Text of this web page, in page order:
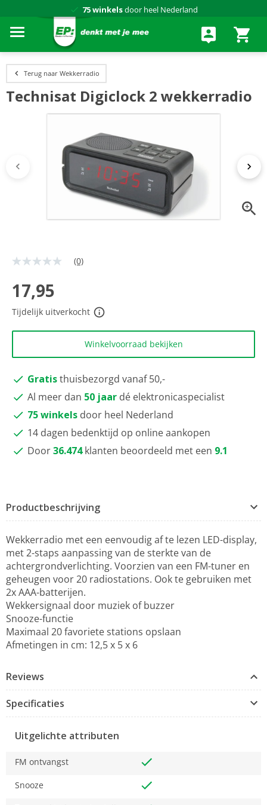
75 winkelsdoor heel Nederland
Terug naar Wekkerradio
Technisat Digiclock 2 wekkerradio
Geen
Dezelfde
paginalink.
(0)
17,95
Tijdelijk uitverkocht
Winkelvoorraad bekijken
Gratisthuisbezorgd vanaf 50,-
Al meer dan 50 jaar dé elektronicaspecialist
75 winkels door heel Nederland
14 dagen bedenktijd op online aankopen
Door36.474 klanten beoordeeld met een 9.1
Productbeschrijving
Wekkerradio met een eenvoudig af te lezen LED-display,
met 2-staps aanpassing van de sterkte van de
achtergrondverlichting. Voorzien van een FM-tuner en
geheugen voor 20 radiostations. Ook te gebruiken met
2x AAA-batterijen.
Wekkersignaal door muziek of buzzer
Snooze-functie
Maximaal 20 favoriete stations opslaan
Afmetingen in cm: 12,5 x 5 x 6
Reviews
Specificaties
Uitgelichte attributen
FM ontvangst
Snooze